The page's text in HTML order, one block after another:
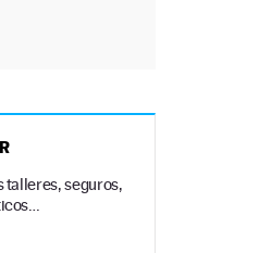
talleres, seguros,